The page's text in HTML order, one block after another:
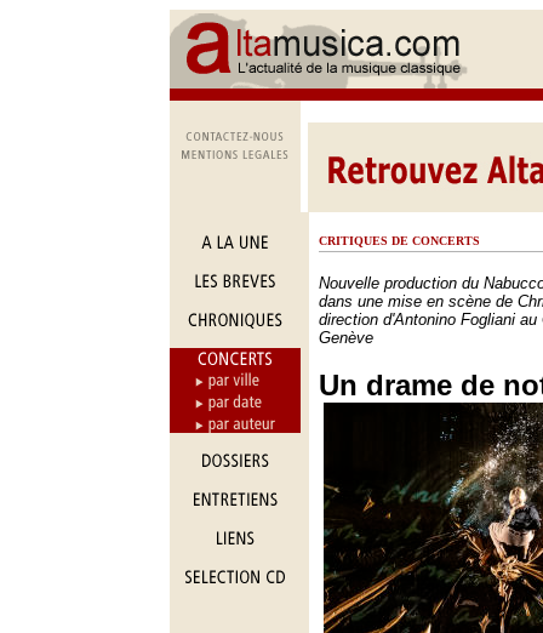
CRITIQUES DE CONCERTS
Nouvelle production du
dans une mise en scène de
direction d'Antonino Fogliani au
Genève
Un drame de